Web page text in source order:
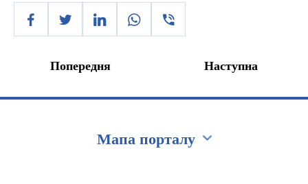
Попередня Наступна
Мапа порталу